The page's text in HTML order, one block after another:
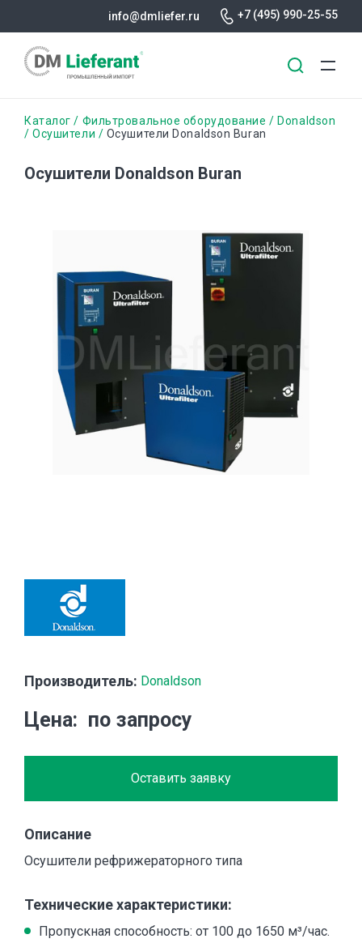
содержанию
info@dmliefer.ru +7 (495) 990-25-55
Строка
Каталог Фильтровальное оборудование
Donaldson
Осушители
Осушители Donaldson Buran
Осушители Donaldson Buran
Производитель: Donaldson
Цена по запросу
Оставить заявку
Описание
Осушители рефрижераторного типа
Технические характеристики:
Пропускная способность: от 100 до 1650 м³/час.